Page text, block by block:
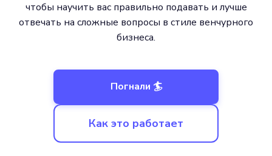
чтобы научить вас правильно подавать и лучше
отвечать на сложные вопросы в стиле венчурного
бизнеса.
Погнали 🏄
Как это работает